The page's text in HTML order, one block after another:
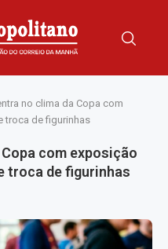
no clima da Copa com
troca de figurinhas
com exposição
troca de figurinhas